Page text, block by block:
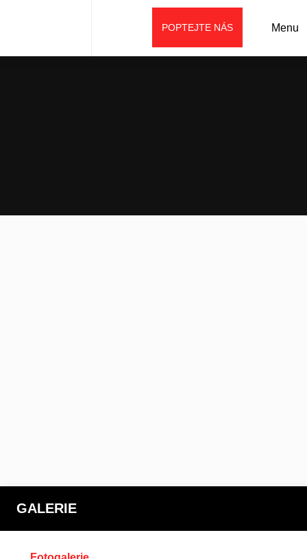
Menu
POPTEJTE NÁS
GALERIE